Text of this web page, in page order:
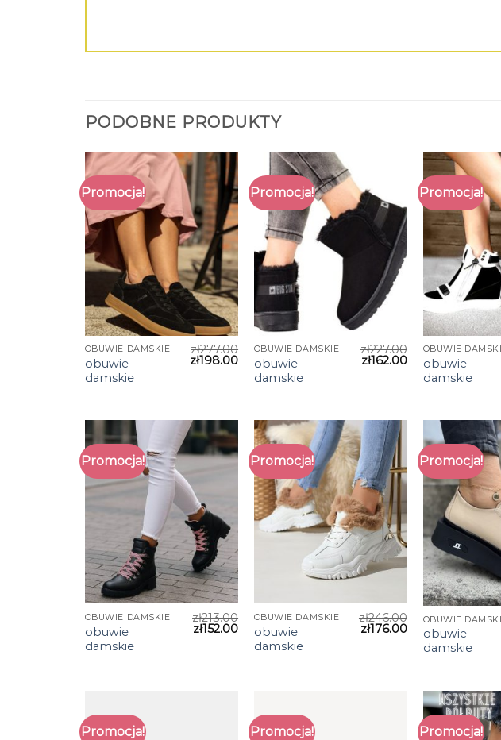
PODOBNE PRODUKTY
Promocja!
OBUWIE DAMSKIE
obuwie
damskie
zł277.00
zł198.00
Promocja!
OBUWIE DAMSKIE
obuwie
damskie
zł227.00
zł162.00
Promocja!
OBUWIE
obuwie
damskie
Promocja!
OBUWIE DAMSKIE
obuwie
damskie
zł213.00
zł152.00
Promocja!
OBUWIE DAMSKIE
obuwie
damskie
zł246.00
zł176.00
Promocja!
OBUWIE
obuwie
damskie
Promocja! Promocja! Promocja!